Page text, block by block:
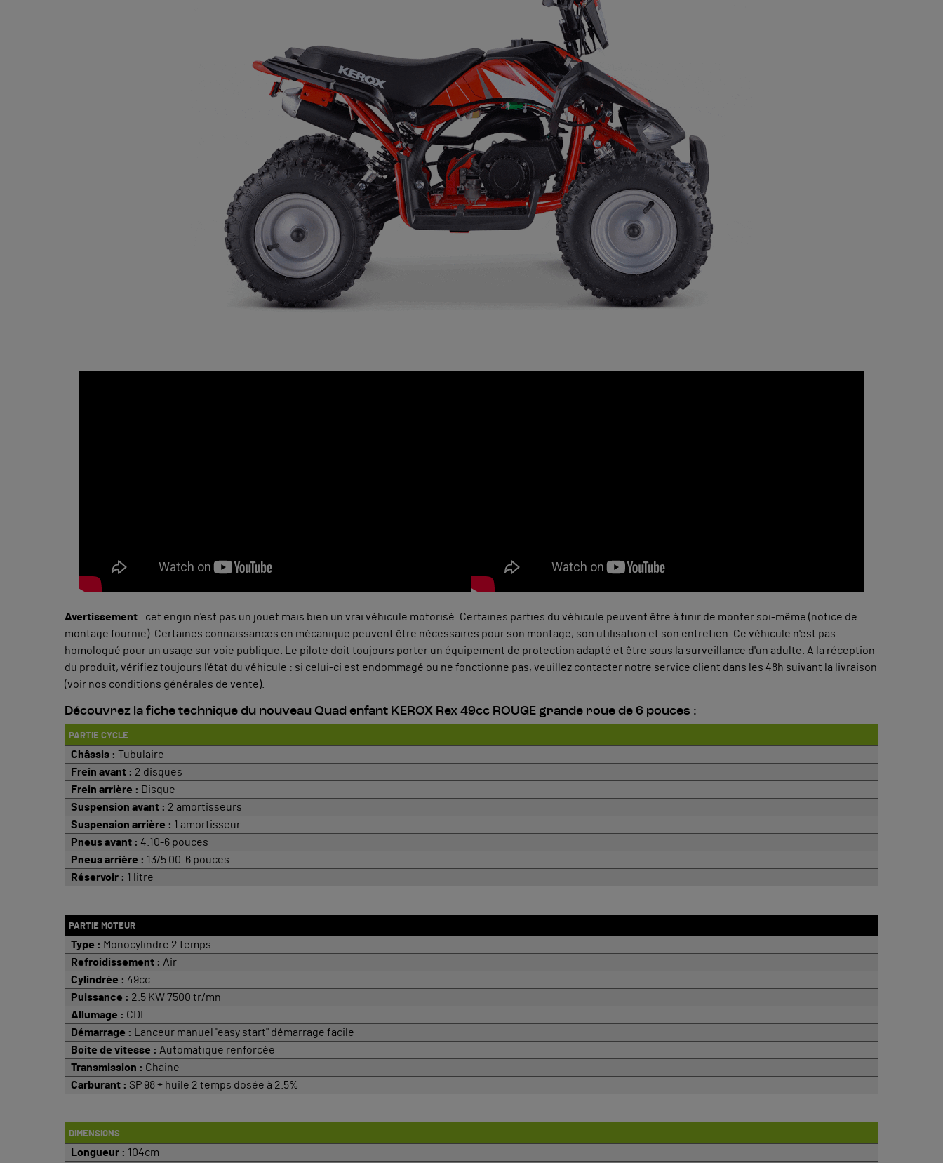
Avertissement : cet engin n'est pas un jouet mais bien un vrai véhicule motorisé. Certaines parties du véhicule peuvent être à finir de monter soi-même (notice de
montage fournie). Certaines connaissances en mécanique peuvent être nécessaires pour son montage, son utilisation et son entretien. Ce véhicule n'est pas
homologué pour un usage sur voie publique. Le pilote doit toujours porter un équipement de protection adapté et être sous la surveillance d'un adulte. A la réception
du produit, vérifiez toujours l'état du véhicule : si celui-ci est endommagé ou ne fonctionne pas, veuillez contacter notre service client dans les 48h suivant la livraison
(voir nos conditions générales de vente).
Découvrez la fiche technique du nouveau Quad enfant KEROX Rex 49cc ROUGE grande roue de 6 pouces :
PARTIE CYCLE
Châssis : Tubulaire
Frein avant : 2 disques
Frein arrière : Disque
Suspension avant : 2 amortisseurs
Suspension arrière : 1 amortisseur
Pneus avant : 4.10-6 pouces
Pneus arrière : 13/5.00-6 pouces
Réservoir : 1 litre
PARTIE MOTEUR
Type : Monocylindre 2 temps
Refroidissement : Air
Cylindrée : 49cc
Puissance : 2.5 KW 7500 tr/mn
Allumage : CDI
Démarrage :
Lanceur manuel "easy start" démarrage facile
Boite de vitesse : Automatique renforcée
Transmission : Chaine
Carburant : SP 98 + huile 2 temps dosée à 2.5%
DIMENSIONS
Longueur : 104cm